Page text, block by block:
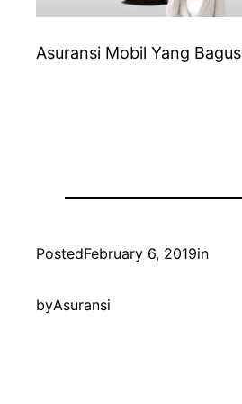
Asuransi Mobil Yang Bagus
PostedFebruary 6, 2019in
byAsuransi